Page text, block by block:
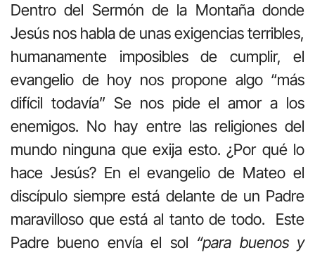
Dentro del Sermón de la Montaña donde
Jesús nos habla de unas exigencias terribles,
humanamente imposibles de cumplir, el
evangelio de hoy nos propone algo “más
difícil todavía” Se nos pide el amor a los
enemigos. No hay entre las religiones del
mundo ninguna que exija esto. ¿Por qué lo
hace Jesús? En el evangelio de Mateo el
discípulo siempre está delante de un Padre
maravilloso que está al tanto de todo. Este
Padre bueno envía el sol “para buenos y